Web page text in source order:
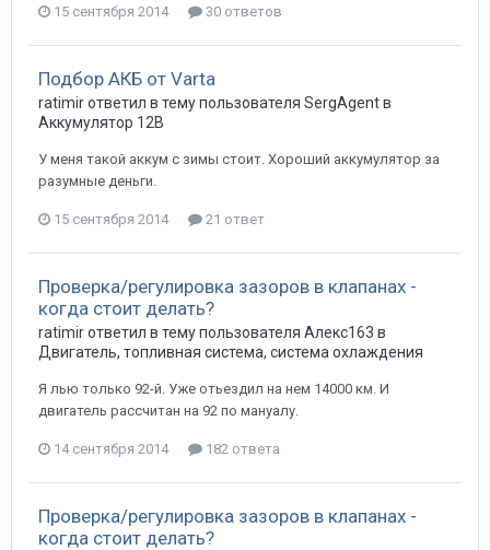
15 сентября 2014 30 ответов
Подбор АКБ от Varta
ratimirответил в тему пользователя SergAgentв
Аккумулятор 12В
У меня такой аккум с зимы стоит. Хороший аккумулятор за
разумные деньги.
15 сентября 2014 21 ответ
Проверка/регулировка зазоров в клапанах -
когда стоит делать?
ratimirответил в тему пользователя Алекс163 в
Двигатель, топливная система, система охлаждения
Я лью только 92-й. Уже отьездил на нем 14000 км. И
двигатель рассчитан на 92 по мануалу.
14 сентября 2014 182 ответа
Проверка/регулировка зазоров в клапанах -
когда стоит делать?